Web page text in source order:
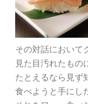
その対話において
見た目汚れたもの
たとえるなら見ず
食べようと手にし